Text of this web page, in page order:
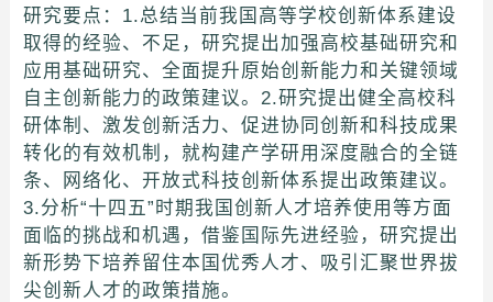
研究要点：1.总结当前我国高等学校创新体系建设
取得的经验、不足，研究提出加强高校基础研究和
应用基础研究、全面提升原始创新能力和关键领域
自主创新能力的政策建议。2.研究提出健全高校科
研体制、激发创新活力、促进协同创新和科技成果
转化的有效机制，就构建产学研用深度融合的全链
条、网络化、开放式科技创新体系提出政策建议。
3.分析“十四五”时期我国创新人才培养使用等方面
面临的挑战和机遇，借鉴国际先进经验，研究提出
新形势下培养留住本国优秀人才、吸引汇聚世界拔
尖创新人才的政策措施。